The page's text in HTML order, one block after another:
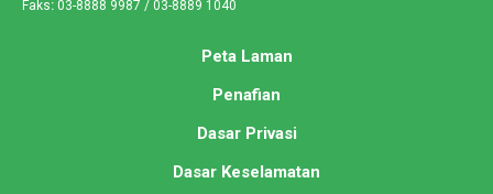
Faks: 03-8888 9987 / 03-8889 1040
Peta Laman
Penafian
Dasar Privasi
Dasar Keselamatan